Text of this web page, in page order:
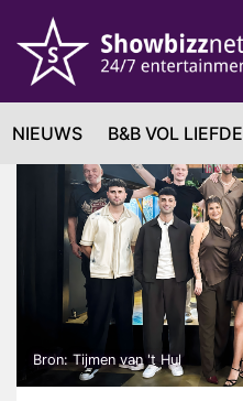
NIEUWS B&B VOL LIEFDE
Bron: Tijmen van 't Hul